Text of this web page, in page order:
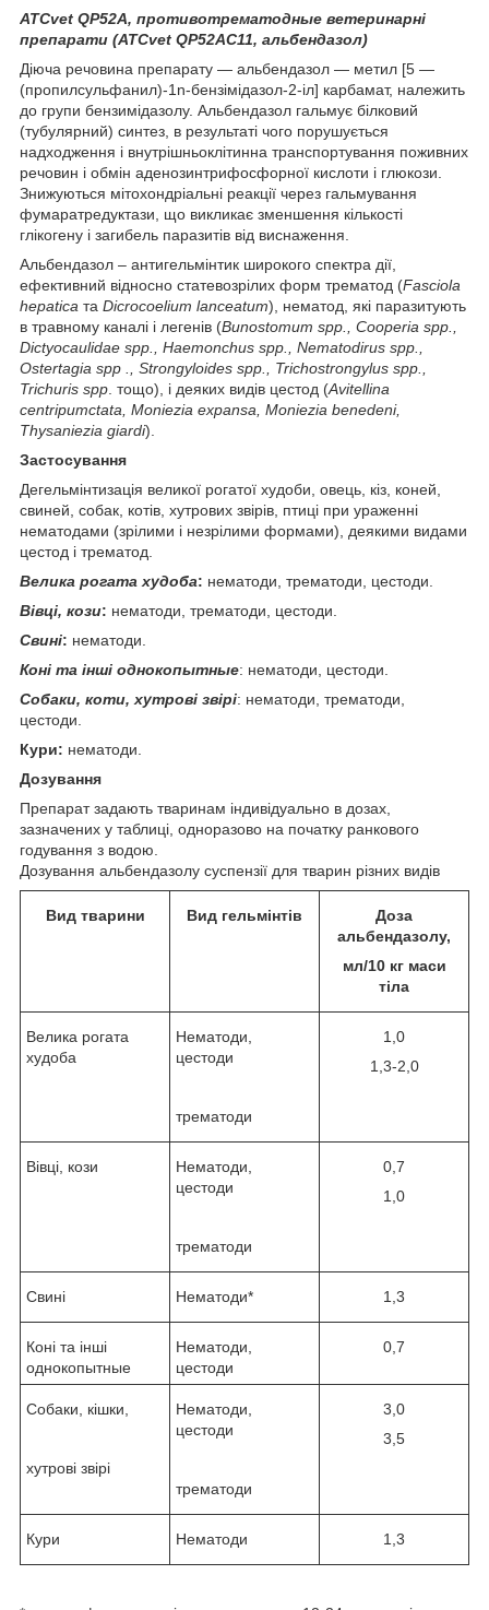
АТСvet QP52А, противотрематодные ветеринарні
препарати (АТСvet QP52AС11, альбендазол)
Діюча речовина препарату — альбендазол — метил [5 —
(пропилсульфанил)-1n-бензімідазол-2-іл] карбамат, належить
до групи бензимідазолу. Альбендазол гальмує білковий
(тубулярний) синтез, в результаті чого порушується
надходження і внутрішньоклітинна транспортування поживних
речовин і обмін аденозинтрифосфорної кислоти і глюкози.
Знижуються мітохондріальні реакції через гальмування
фумаратредуктази, що викликає зменшення кількості
глікогену і загибель паразитів від виснаження.
Альбендазол – антигельмінтик широкого спектра дії,
ефективний відносно статевозрілих форм трематод (Fasciola
hepatica та Dicrocоelium lanceatum), нематод, які паразитують
в травному каналі і легенів (Bunostomum spp., Cooperia spp.,
Dictyocaulidae spp., Haemonchus spp., Nematodirus spp.,
Ostertagia spp ., Strongyloides spp., Triсhostrongylus spp.,
Trichuris spp. тощо), і деяких видів цестод (Avitellina
centripumctata, Moniezia expansa, Moniezia benedeni,
Thysaniezia giardi).
Застосування
Дегельмінтизація великої рогатої худоби, овець, кіз, коней,
свиней, собак, котів, хутрових звірів, птиці при ураженні
нематодами (зрілими і незрілими формами), деякими видами
цестод і трематод.
Велика рогата худоба: нематоди, трематоди, цестоди.
Вівці, кози: нематоди, трематоди, цестоди.
Свині: нематоди.
Коні та інші однокопытные: нематоди, цестоди.
Собаки, коти, хутрові звірі: нематоди, трематоди,
цестоди.
Кури: нематоди.
Дозування
Препарат задають тваринам індивідуально в дозах,
зазначених у таблиці, одноразово на початку ранкового
годування з водою.
Дозування альбендазолу суспензії для тварин різних видів
Вид тварини Вид гельмінтів
Доза
альбендазолу,
мл/10 кг маси
тіла
Велика рогата
худоба
Нематоди,
цестоди
трематоди
1,0
1,3-2,0
Вівці, кози
Нематоди,
цестоди
трематоди
0,7
1,0
Свині Нематоди* 1,3
Коні та інші
однокопытные
Нематоди,
цестоди
0,7
Собаки, кішки,
хутрові звірі
Нематоди,
цестоди
трематоди
3,0
3,5
Кури Нематоди 1,3